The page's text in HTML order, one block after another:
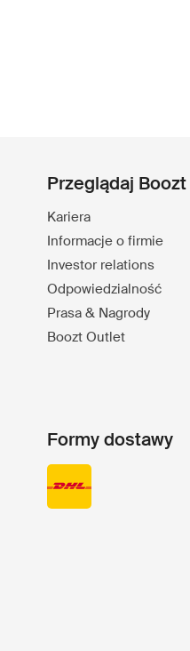
Przeglądaj Boozt
Kariera
Informacje o firmie
Investor relations
Odpowiedzialność
Prasa & Nagrody
Boozt Outlet
Formy dostawy